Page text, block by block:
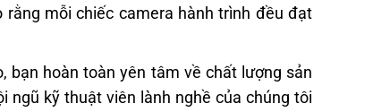
mỗi chiếc camera hành trình đều đạt
bạn hoàn toàn yên tâm về chất lượng sản
ngũ kỹ thuật viên lành nghề của chúng tôi